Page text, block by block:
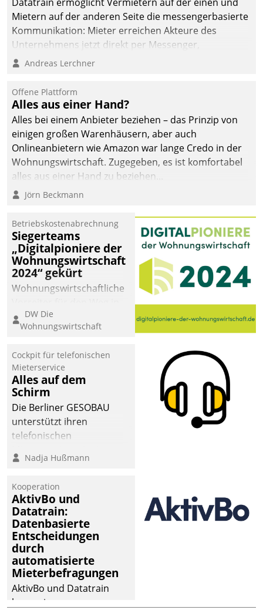
Mietern auf der anderen Seite die messengerbasierte
Kommunikation: Mieter erreichen Akteure des
Unternehmens jetzt direkt per Messenger,
Mitarbeiter oder Dienstleister empfangen oder
Andreas Lerchner
Offene Plattform
Alles aus einer Hand?
Alles bei einem Anbieter beziehen – das Prinzip von
einigen großen Warenhäusern, aber auch
Onlineanbietern wie Amazon war lange Credo in der
Wohnungswirtschaft. Zugegeben, es ist komfortabel
alles aus einer Hand zu beziehen...
Jörn Beckmann
Betriebskostenabrechnung
Siegerteams
„Digitalpioniere der
Wohnungswirtschaft
2024“ gekürt
Wohnungswirtschaftliche
eine digitale Zukunft zu
finden, ist das Ziel des
der
Wohnungswirtschaft“.
Bewerben können sich
dafür ein Team
bestehend aus
Wohnungsunternehmen
und PropTech.
DW Die
Wohnungswirtschaft
Cockpit für telefonischen
Mieterservice
Alles auf dem
Schirm
Die Berliner GESOBAU
unterstützt ihren
telefonischen
digitalen Cockpit, das
passende Fragen und
Schlagworte auswirft.
Eine intuitive
Dialogführung ermöglicht
dem externen
Serviceteam, Anrufe von
Mietenden zügiger und
effizienter zu bearbeiten.
Nadja Hußmann
Kooperation
AktivBo und
Datatrain:
Datenbasierte
Entscheidungen
durch
automatisierte
Mieterbefragungen
AktivBo und Datatrain
kooperieren –